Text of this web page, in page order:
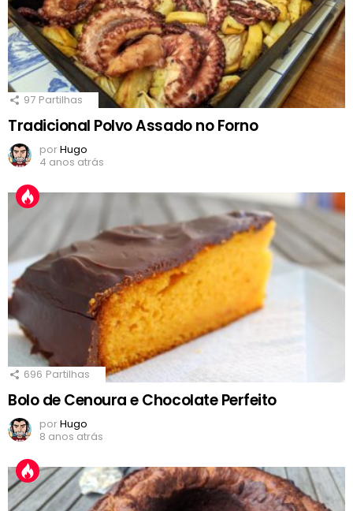
97 Partilhas
Tradicional Polvo Assado no Forno
porHugo
4 anos atrás
696 Partilhas
Bolo de Cenoura e Chocolate Perfeito
porHugo
8 anos atrás